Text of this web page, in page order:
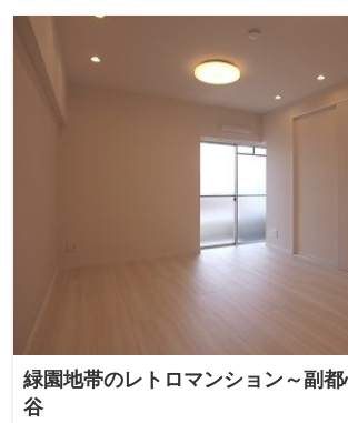
緑園地帯のレトロマンション～副
谷